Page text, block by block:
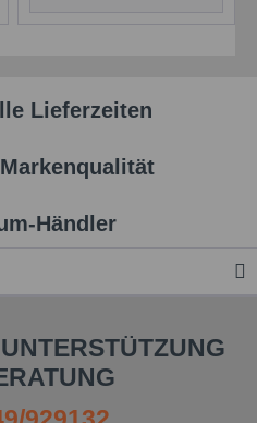
Lieferzeiten
Händler